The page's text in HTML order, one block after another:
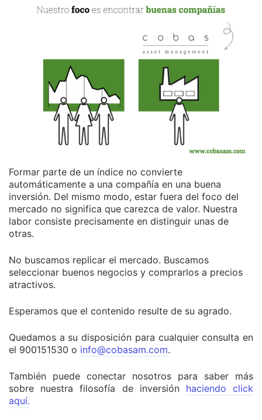
Formar parte de un índice no convierte
automáticamente a una compañía en una buena
inversión. Del mismo modo, estar fuera del foco del
mercado no significa que carezca de valor. Nuestra
labor consiste precisamente en distinguir unas de
otras.
No buscamos replicar el mercado. Buscamos
seleccionar buenos negocios y comprarlos a precios
atractivos.
Esperamos que el contenido resulte de su agrado.
Quedamos a su disposición para cualquier consulta en
el 900151530 o info@cobasam.com.
También puede conectar nosotros para saber más
sobre nuestra filosofía de inversión haciendo click
aquí.